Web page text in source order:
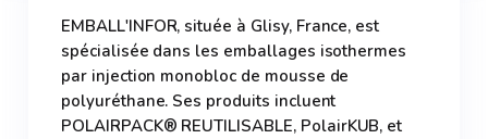
EMBALL'INFOR, située à Glisy, France, est
spécialisée dans les emballages isothermes
par injection monobloc de mousse de
polyuréthane. Ses produits incluent
POLAIRPACK® REUTILISABLE, PolairKUB, et